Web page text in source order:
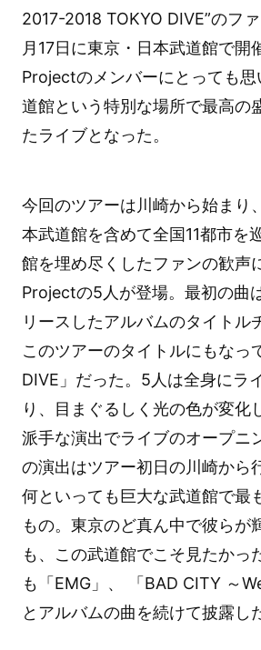
2017-2018 TOKYO DIVE”のフ
月17日に東京・日本武道館で開
Projectのメンバーにとっても
道館という特別な場所で最高の
たライブとなった。
今回のツアーは川崎から始まり
本武道館を含めて全国11都市を
館を埋め尽くしたファンの歓声
Projectの5人が登場。最初の曲
リースしたアルバムのタイトル
このツアーのタイトルにもなっ
DIVE」だった。5人は全身にラ
り、目まぐるしく光の色が変化
派手な演出でライブのオープニ
の演出はツアー初日の川崎から
何といっても巨大な武道館で最
もの。東京のど真ん中で彼らが
も、この武道館でこそ見たかっ
も「EMG」、 「BAD CITY ～
とアルバムの曲を続けて披露し